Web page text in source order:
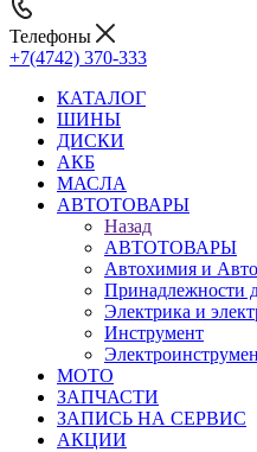
Телефоны
+7(4742) 370-333
КАТАЛОГ
ШИНЫ
ДИСКИ
АКБ
МАСЛА
АВТОТОВАРЫ
Назад
АВТОТОВАРЫ
Автохимия и
Принадлежности
Электрика и
Инструмент
МОТО
ЗАПЧАСТИ
ЗАПИСЬ НА СЕРВИС
АКЦИИ